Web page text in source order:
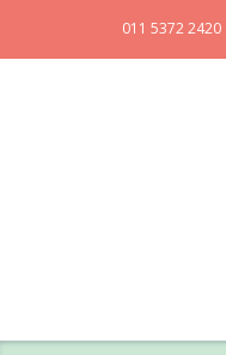
011 5372 2420